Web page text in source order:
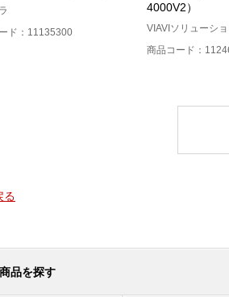
ド：11135300
4000V2）
VIAVIソリューシ
商品コード：
る
品を探す